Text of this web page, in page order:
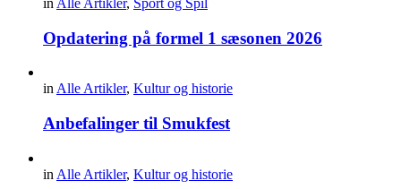
Opdatering på formel 1 sæsonen 2026
in Alle Artikler, Kultur og historie
Anbefalinger til Smukfest
in Alle Artikler, Kultur og historie